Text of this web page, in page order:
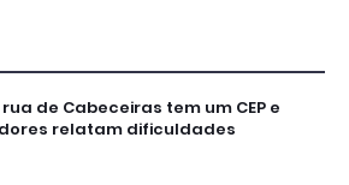
de Cabeceiras tem um CEP e
relatam dificuldades